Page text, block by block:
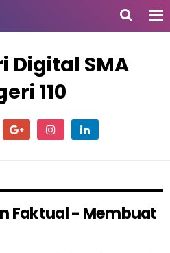
Digital SMA
110
Faktual - Membuat